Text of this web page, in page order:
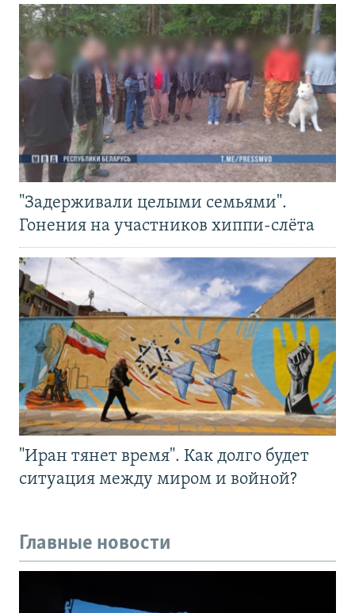
"Задерживали целыми семьями".
Гонения на участников хиппи-слёта
"Иран тянет время". Как долго будет
ситуация между миром и войной?
Главные новости